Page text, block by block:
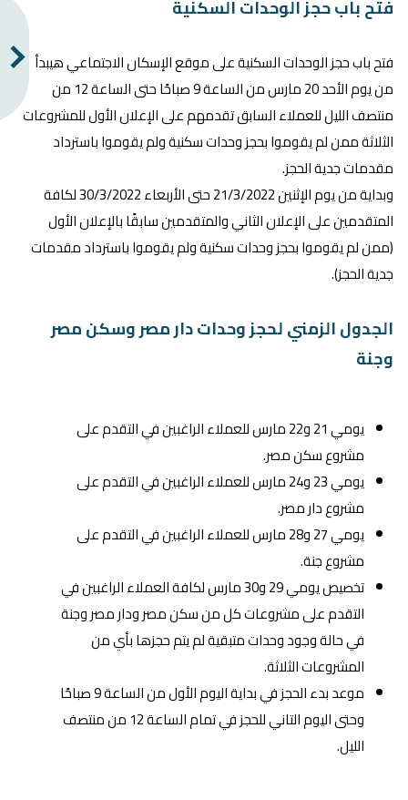
فتح باب حجز الوحدات السكنية
فتح باب حجز الوحدات السكنية على موقع الإسكان الاجتماعي هيبدأ
من يوم الأحد 20 مارس من الساعة 9 صباحًا حتى الساعة 12 من
منتصف الليل للعملاء السابق تقدمهم على الإعلان الأول للمشروعات
الثلاثة ممن لم يقوموا بحجز وحدات سكنية ولم يقوموا باسترداد
مقدمات جدية الحجز.
وبداية من يوم الإثنين 21/3/2022 حتى الأربعاء 30/3/2022 لكافة
المتقدمين على الإعلان الثاني والمتقدمين سابقًا بالإعلان الأول
(ممن لم يقوموا بحجز وحدات سكنية ولم يقوموا باسترداد مقدمات
جدية الحجز).
الجدول الزمني لحجز وحدات دار مصر وسكن مصر
وجنة
يومي 21 و22 مارس للعملاء الراغبين في التقدم على
مشروع سكن مصر.
يومي 23 و24 مارس للعملاء الراغبين في التقدم على
مشروع دار مصر.
يومي 27 و28 مارس للعملاء الراغبين في التقدم على
مشروع جنة.
تخصيص يومي 29 و30 مارس لكافة العملاء الراغبين في
التقدم على مشروعات كل من سكن مصر ودار مصر وجنة
في حالة وجود وحدات متبقية لم يتم حجزها بأي من
المشروعات الثلاثة.
موعد بدء الحجز في بداية اليوم الأول من الساعة 9 صباحًا
وحتى اليوم التاني للحجز في تمام الساعة 12 من منتصف
الليل.